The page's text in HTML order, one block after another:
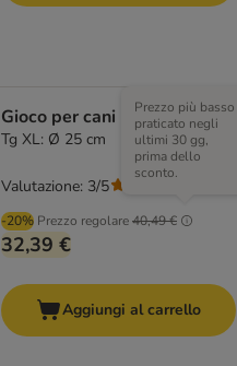
Gioco per cani Boomer Ball
Tg XL: Ø 25 cm
-20% Prezzo regolare40,49 €
Prezzo più basso
praticato negli
ultimi 30 gg,
prima dello
sconto.
32,39 €
Valutazione: 3/5
Aggiungi al carrello